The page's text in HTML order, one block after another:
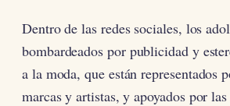
Dentro de las redes sociales, los
bombardeados por publicidad y
a la moda, que están representados
marcas y artistas, y apoyados por